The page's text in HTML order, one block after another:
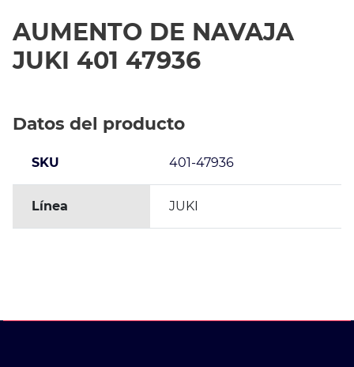
AUMENTO DE NAVAJA
JUKI 401 47936
Datos del producto
SKU 401-47936
Línea JUKI